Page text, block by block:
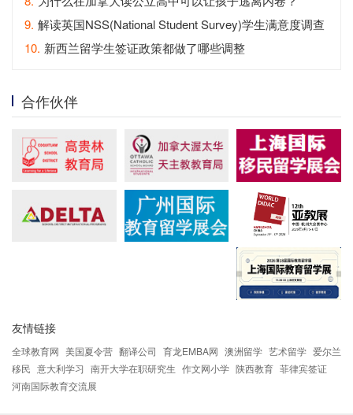
9. 解读英国NSS(National Student Survey)学生满意度调查
10. 新西兰留学生签证政策都做了哪些调整
合作伙伴
友情链接
全球教育网 美国夏令营 翻译公司 育龙EMBA网 澳洲留学 艺术留学 爱尔兰
移民 意大利学习 南开大学在职研究生 作文网小学 陕西教育 菲律宾签证
河南国际教育交流展